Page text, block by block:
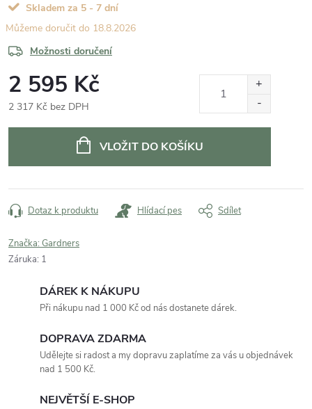
Skladem za 5 - 7 dní
18.8.2026
Možnosti doručení
2 595 Kč
2 317 Kč bez DPH
VLOŽIT DO KOŠÍKU
Dotaz k produktu Hlídací pes Sdílet
Značka: Gardners
Záruka: 1
DÁREK K NÁKUPU
Při nákupu nad 1 000 Kč od nás dostanete dárek.
DOPRAVA ZDARMA
Udělejte si radost a my dopravu zaplatíme za vás u objednávek
nad 1 500 Kč.
NEJVĚTŠÍ E-SHOP